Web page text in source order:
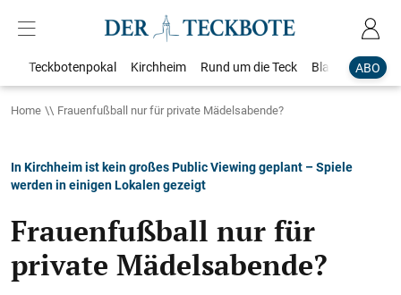
ABO
Teckbotenpokal Kirchheim Rund um die Teck Blaulicht
Home Frauenfußball nur für private Mädelsabende?
In Kirchheim ist kein großes Public Viewing geplant – Spiele
werden in einigen Lokalen gezeigt
Frauenfußball nur für
private Mädelsabende?